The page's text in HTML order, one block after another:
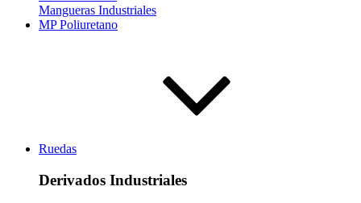
Mangueras Industriales
MP Poliuretano
Ruedas
Derivados Industriales